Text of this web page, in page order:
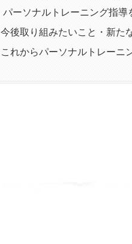
パーソナルトレーニング指
今後取り組みたいこと・新た
これからパーソナルトレーニ